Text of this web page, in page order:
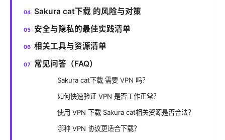
Sakura cat下载 的风险与对策
安全与隐私的最佳实践清单
相关工具与资源清单
常见问答（FAQ）
Sakura cat下载 需要 VPN 吗？
如何快速验证 VPN 是否工作正常？
使用 VPN 下载 Sakura cat相关资源是否合法？
哪种 VPN 协议更适合下载？